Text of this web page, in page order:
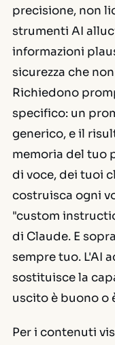
precisione, non
strumenti AI
informazioni
sicurezza che
Richiedono
specifico: un
generico, e il
memoria del tuo
di voce, dei tuoi
costruisca ogni
"custom
di Claude. E
sempre tuo. L'AI
sostituisce la
uscito è buono o
Per i contenuti